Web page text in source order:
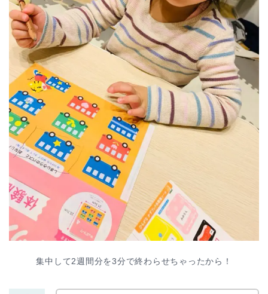
集中して2週間分を3分で終わらせちゃったから！